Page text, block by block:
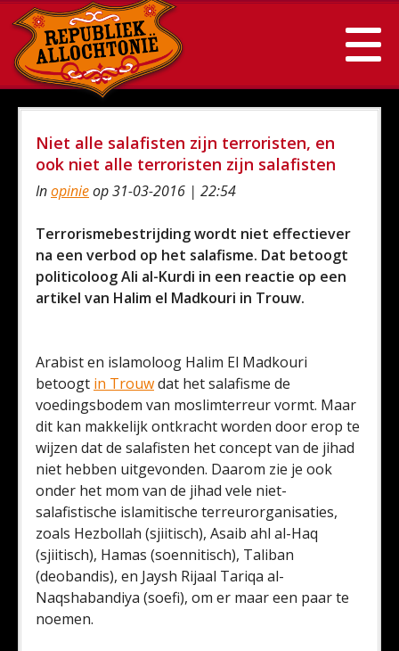
Niet alle salafisten zijn terroristen, en
ook niet alle terroristen zijn salafisten
Inopinieop 31-03-2016 | 22:54
Terrorismebestrijding wordt niet effectiever
na een verbod op het salafisme. Dat betoogt
politicoloog Ali al-Kurdi in een reactie op een
artikel van Halim el Madkouri in Trouw.
Arabist en islamoloog Halim El Madkouri
betoogt in Trouwdat het salafisme de
voedingsbodem van moslimterreur vormt. Maar
dit kan makkelijk ontkracht worden door erop te
wijzen dat de salafisten het concept van de jihad
niet hebben uitgevonden. Daarom zie je ook
onder het mom van de jihad vele niet-
salafistische islamitische terreurorganisaties,
zoals Hezbollah (sjiitisch), Asaib ahl al-Haq
(sjiitisch), Hamas (soennitisch), Taliban
(deobandis), en Jaysh Rijaal Tariqa al-
Naqshabandiya (soefi), om er maar een paar te
noemen.